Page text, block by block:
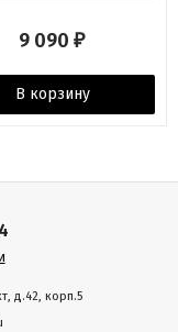
9 090 ₽
В корзину
д.42, корп.5